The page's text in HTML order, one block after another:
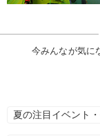
今みんなが気に
夏の注目イベント